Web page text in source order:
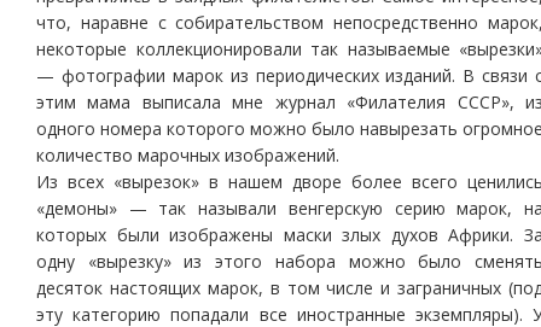
что, наравне с собирательством непосредственно
некоторые коллекционировали так называемые
— фотографии марок из периодических изданий. В связи
этим мама выписала мне журнал «Филателия СССР»,
одного номера которого можно было навырезать
количество марочных изображений.
Из всех «вырезок» в нашем дворе более всего
«демоны» — так называли венгерскую серию марок,
которых были изображены маски злых духов Африки.
одну «вырезку» из этого набора можно было
десяток настоящих марок, в том числе и заграничных
эту категорию попадали все иностранные экземпляры).